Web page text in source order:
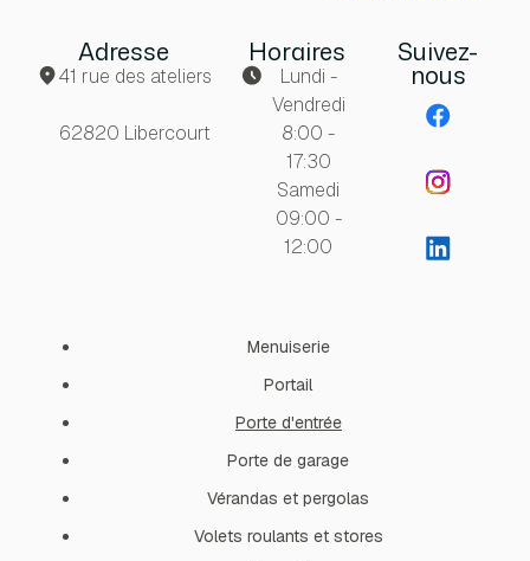
Adresse
41 rue des ateliers
62820 Libercourt
Horaires
Lundi -
Vendredi
8:00 -
17:30
Samedi
09:00 -
12:00
Suivez-
nous
Menuiserie
Portail
Porte d'entrée
Porte de garage
Vérandas et pergolas
Volets roulants et stores